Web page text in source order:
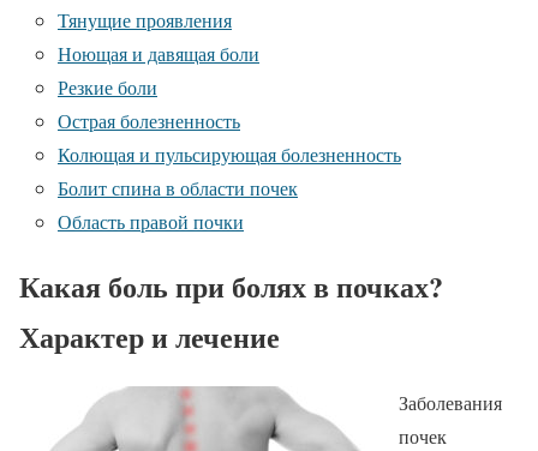
Тянущие проявления
Ноющая и давящая боли
Резкие боли
Острая болезненность
Колющая и пульсирующая болезненность
Болит спина в области почек
Область правой почки
Какая боль при болях в почках?
Характер и лечение
Заболевания
почек